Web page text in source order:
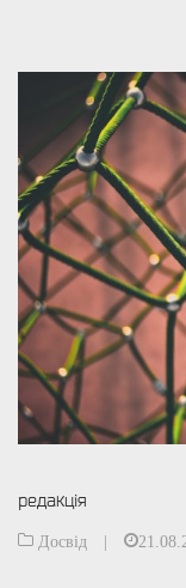
редакція
Досвід |